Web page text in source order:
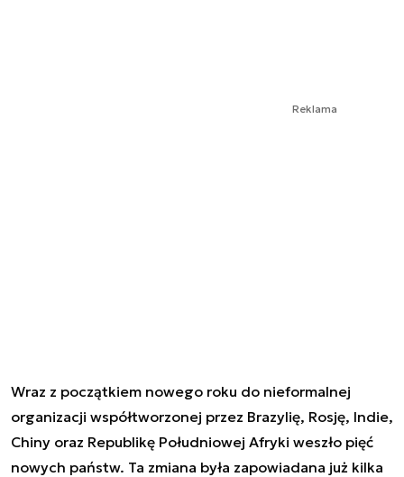
Reklama
Wraz z początkiem nowego roku do nieformalnej
organizacji współtworzonej przez Brazylię, Rosję, Indie,
Chiny oraz Republikę Południowej Afryki weszło pięć
nowych państw. Ta zmiana była zapowiadana już kilka